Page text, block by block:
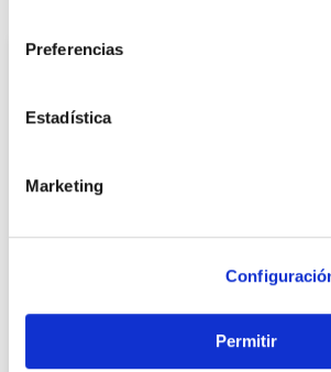
Preferencias
Estadística
Marketing
Permitir
Cerrojo p87 sin llave 62x87mm
Fac